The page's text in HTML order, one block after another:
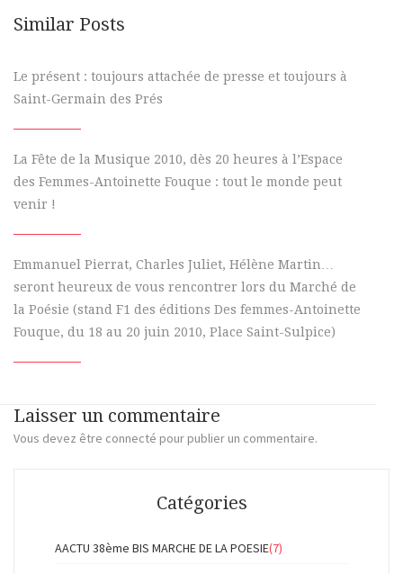
Similar Posts
Le présent : toujours attachée de presse et toujours à
Saint-Germain des Prés
La Fête de la Musique 2010, dès 20 heures à l’Espace
des Femmes-Antoinette Fouque : tout le monde peut
venir !
Emmanuel Pierrat, Charles Juliet, Hélène Martin…
seront heureux de vous rencontrer lors du Marché de
la Poésie (stand F1 des éditions Des femmes-Antoinette
Fouque, du 18 au 20 juin 2010, Place Saint-Sulpice)
Laisser un commentaire
Vous devez être connecté pour publier un commentaire.
Catégories
AACTU 38ème BIS MARCHE DE LA POESIE(7)